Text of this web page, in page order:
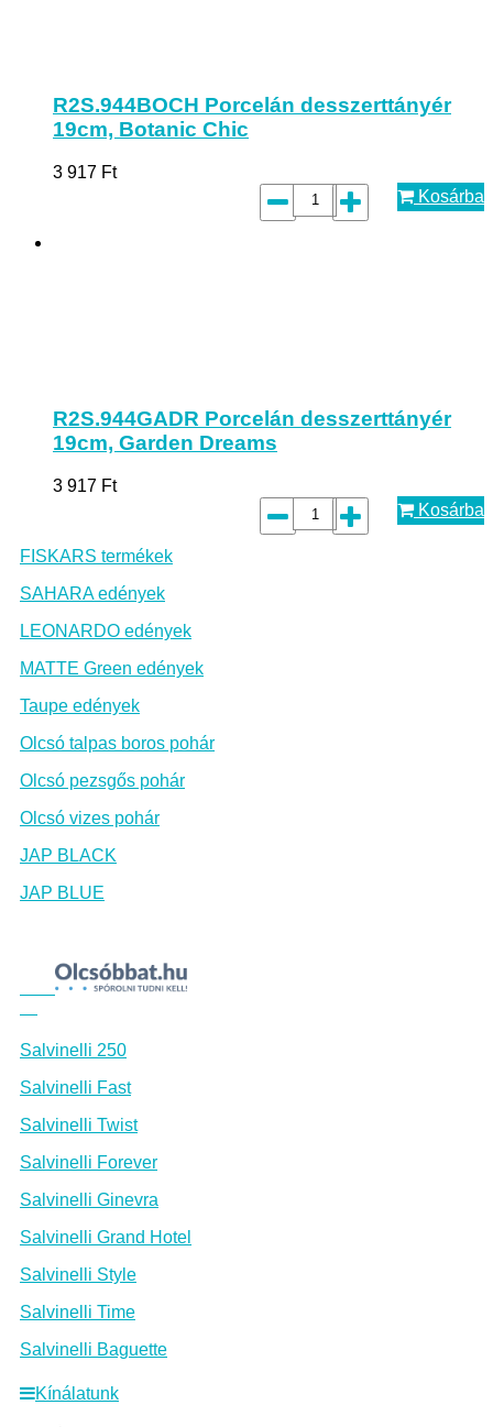
R2S.944BOCH Porcelán desszerttányér
19cm, Botanic Chic
3 917 Ft
Kosárba
R2S.944GADR Porcelán desszerttányér
19cm, Garden Dreams
3 917 Ft
Kosárba
FISKARS termékek
SAHARA edények
LEONARDO edények
MATTE Green edények
Taupe edények
Olcsó talpas boros pohár
Olcsó pezsgős pohár
Olcsó vizes pohár
JAP BLACK
JAP BLUE
Salvinelli 250
Salvinelli Fast
Salvinelli Twist
Salvinelli Forever
Salvinelli Ginevra
Salvinelli Grand Hotel
Salvinelli Style
Salvinelli Time
Salvinelli Baguette
Kínálatunk